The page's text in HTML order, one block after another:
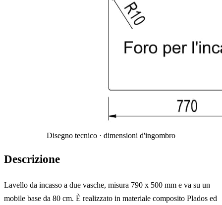
Disegno tecnico · dimensioni d'ingombro
Descrizione
Lavello da incasso a due vasche, misura 790 x 500 mm e va su un
mobile base da 80 cm. È realizzato in materiale composito Plados ed